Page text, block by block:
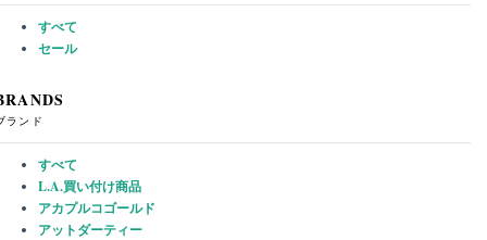
すべて
セール
ランド
すべて
L.A.買い付け商品
アカプルコゴールド
アットダーティー